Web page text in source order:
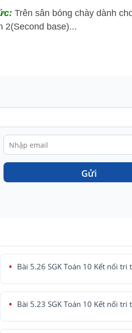
Trên sân bóng chày dành
2(Second base)...
Gửi
Bài 5.26 SGK Toán 10 Kết nối tri
Bài 5.23 SGK Toán 10 Kết nối tri